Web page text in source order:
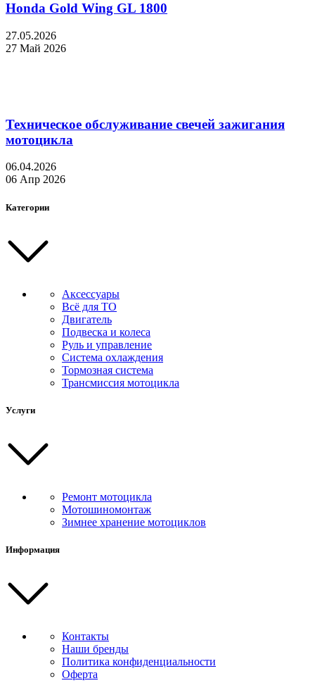
Honda Gold Wing GL 1800
27.05.2026
27 Май 2026
Техническое обслуживание свечей зажигания
мотоцикла
06.04.2026
06 Апр 2026
Категории
Аксессуары
Всё для ТО
Двигатель
Подвеска и колеса
Руль и управление
Система охлаждения
Тормозная система
Трансмиссия мотоцикла
Услуги
Ремонт мотоцикла
Мотошиномонтаж
Зимнее хранение мотоциклов
Информация
Контакты
Наши бренды
Политика конфиденциальности
Оферта